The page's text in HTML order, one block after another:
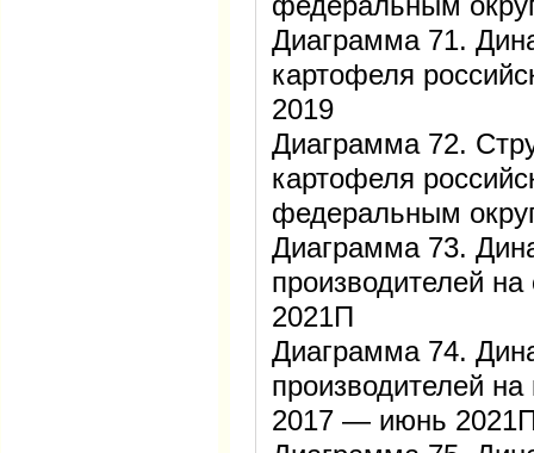
Диаграмма 71.
картофеля
2019
Диаграмма 72.
картофеля
федеральным
Диаграмма 73.
производителей
2021П
Диаграмма 74.
производителей
2017 — июнь